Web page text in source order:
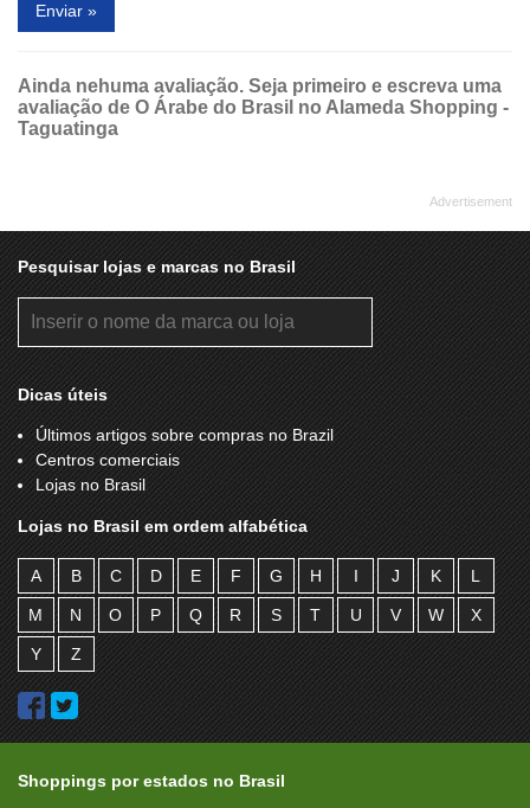
Enviar »
Ainda nehuma avaliação. Seja primeiro e escreva uma
avaliação de O Árabe do Brasil no Alameda Shopping -
Taguatinga
Pesquisar lojas e marcas no Brasil
Dicas úteis
Últimos artigos sobre compras no Brazil
Centros comerciais
Lojas no Brasil
Lojas no Brasil em ordem alfabética
A B C D E F G H I J K L
M N O P Q R S T U V W X
Y Z
Shoppings por estados no Brasil